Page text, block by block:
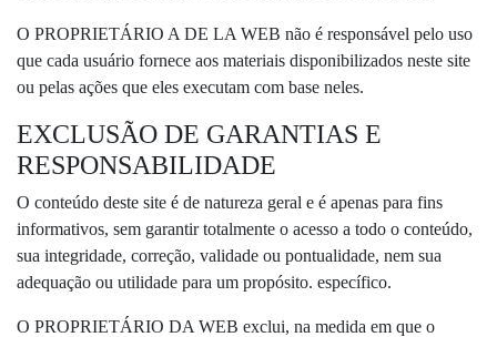
O PROPRIETÁRIO A DE LA WEB não é responsável pelo uso
que cada usuário fornece aos materiais disponibilizados neste site
ou pelas ações que eles executam com base neles.
EXCLUSÃO DE GARANTIAS E
RESPONSABILIDADE
O conteúdo deste site é de natureza geral e é apenas para fins
informativos, sem garantir totalmente o acesso a todo o conteúdo,
sua integridade, correção, validade ou pontualidade, nem sua
adequação ou utilidade para um propósito. específico.
O PROPRIETÁRIO DA WEB exclui, na medida em que o